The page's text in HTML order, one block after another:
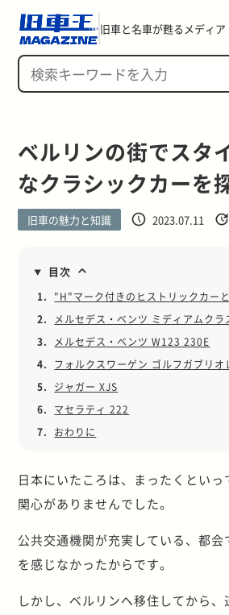
旧車と名車が甦るメディア
ベルリンの街でスタ
なクラシックカーを
旧車の魅力と知識 2023.07.11
目次
1.
"H"マーク付きのヒストリックカー
2.
メルセデス・ベンツ ミディアムクラ
3.
メルセデス・ベンツ W123 230E
4.
フォルクスワーゲン ゴルフガブリオ
5.
ジャガー XJS
6.
マセラティ 222
7.
おわりに
日本にいたころは、まったくとい
関心がありませんでした。
公共交通機関が充実している、都会
を感じなかったからです。
しかし、ベルリンへ移住してから、